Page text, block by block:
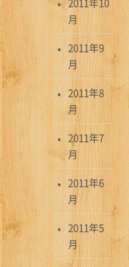
月
2011年9
月
2011年8
月
2011年7
月
2011年6
月
2011年5
月